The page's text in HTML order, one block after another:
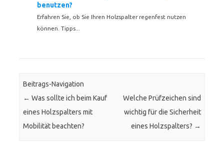
benutzen?
Erfahren Sie, ob Sie Ihren Holzspalter regenfest nutzen
können. Tipps...
Beitrags-Navigation
← Was sollte ich beim Kauf
eines Holzspalters mit
Mobilität beachten?
Welche Prüfzeichen sind
wichtig für die Sicherheit
eines Holzspalters? →